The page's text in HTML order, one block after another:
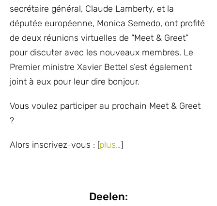
secrétaire général, Claude Lamberty, et la
députée européenne, Monica Semedo, ont profité
de deux réunions virtuelles de “Meet & Greet”
pour discuter avec les nouveaux membres. Le
Premier ministre Xavier Bettel s’est également
joint à eux pour leur dire bonjour.
Vous voulez participer au prochain Meet & Greet
?
Alors inscrivez-vous : [plus…]
Deelen: